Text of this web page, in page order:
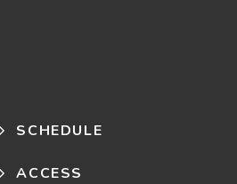
SCHEDULE
ACCESS